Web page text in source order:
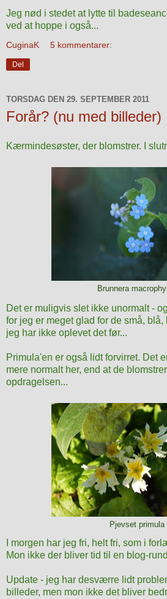
Jeg nød i stedet at lytte til
ved at hoppe i også...
CuginaK 5 kommentarer:
Del
TORSDAG DEN 29. SEPTEMBER 2011
Forår? (nu med billeder)
Kærmindesøster, der blomstrer. I
Brunnera
Det er muligvis slet ikke unormalt -
for jeg er meget glad for de små,
jeg har ikke oplevet det før...
Primula'en er også lidt forvirret. Det
mere normalt her, end at de
opdragelsen...
Pjevset primula
I morgen har jeg fri, helt fri, som i
Mon ikke der bliver tid til en blog-
Update - jeg har desværre lidt
billeder, men mon ikke det bliver